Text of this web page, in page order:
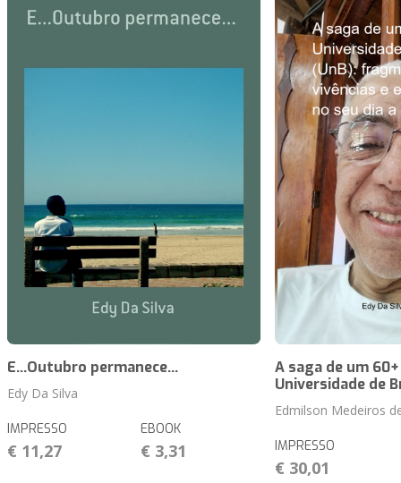
E...Outubro permanece...
Edy Da Silva
IMPRESSO
€ 11,27
EBOOK
€ 3,31
A saga de um
Universidade de
Edmilson Medeiros
IMPRESSO
€ 30,01